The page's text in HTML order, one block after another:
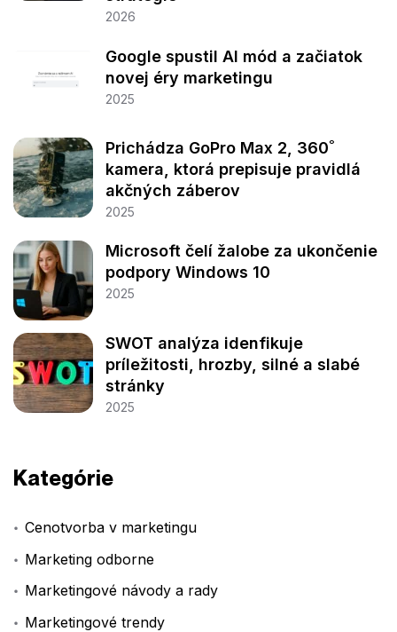
2026
Google spustil AI mód a začiatok
novej éry marketingu
2025
Prichádza GoPro Max 2, 360˚
kamera, ktorá prepisuje pravidlá
akčných záberov
2025
Microsoft čelí žalobe za ukončenie
podpory Windows 10
2025
SWOT analýza idenfikuje
príležitosti, hrozby, silné a slabé
stránky
2025
Kategórie
Cenotvorba v marketingu
Marketing odborne
Marketingové návody a rady
Marketingové trendy